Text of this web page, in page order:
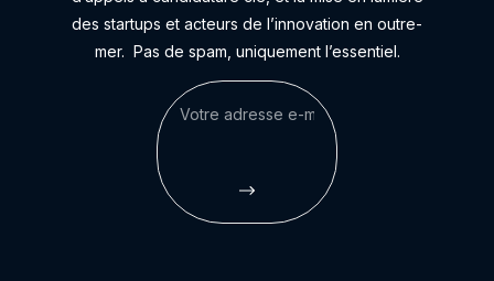
des startups et acteurs de l’innovation en outre-
mer. Pas de spam, uniquement l’essentiel.